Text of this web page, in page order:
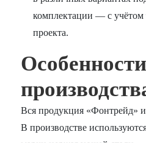
комплектации — с учётом
проекта.
Особенности
Вся продукция «Фонтрейд»
В производстве